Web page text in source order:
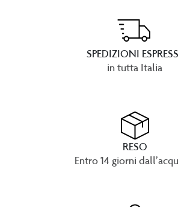
SPEDIZIONI
in tutta Italia
RESO
Entro 14 giorni